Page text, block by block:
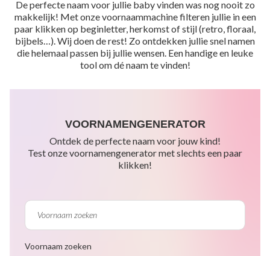
De perfecte naam voor jullie baby vinden was nog nooit zo
makkelijk! Met onze voornaammachine filteren jullie in een
paar klikken op beginletter, herkomst of stijl (retro, floraal,
bijbels…). Wij doen de rest! Zo ontdekken jullie snel namen
die helemaal passen bij jullie wensen. Een handige en leuke
tool om dé naam te vinden!
VOORNAMENGENERATOR
Ontdek de perfecte naam voor jouw kind!
Test onze voornamengenerator met slechts een paar
klikken!
Voornaam zoeken